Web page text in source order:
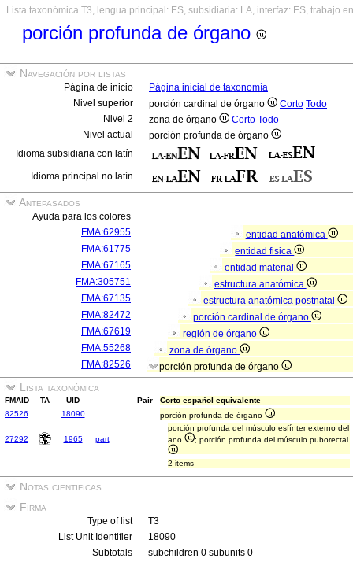
Lista taxonómica T3, lengua principal: ES, subsidiaria: LA, interfaz: ES, trabajo
porción profunda de órgano
Navegación por listas
Página de inicio
Página inicial de taxonomía
Nivel superior
porción cardinal de órgano Corto Todo
Nivel 2
zona de órgano Corto Todo
Nivel actual
porción profunda de órgano
Idioma subsidiaria con latín
Idioma principal no latín
Antepasados
Ayuda para los colores
FMA:62955
entidad anatómica
FMA:61775
entidad fisica
FMA:67165
entidad material
FMA:305751
estructura anatómica
FMA:67135
estructura anatómica postnatal
FMA:82472
porción cardinal de órgano
FMA:67619
región de órgano
FMA:55268
zona de órgano
FMA:82526
porción profunda de órgano
Lista taxonómica
FMAID TA UID Pair
Corto español equivalente
82526
18090 porción profunda de órgano
27292 1965 part
porción profunda del músculo esfínter externo del
ano
; porción profunda del músculo puborectal
2 items
Notas cientificas
Firma
Type of list
T3
List Unit Identifier
18090
Subtotals
subchildren 0 subunits 0